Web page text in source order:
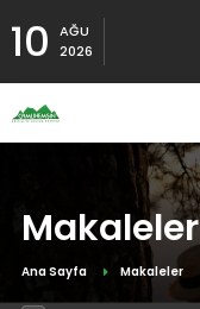
10
AĞU
2026
Makaleler
Ana Sayfa Makaleler